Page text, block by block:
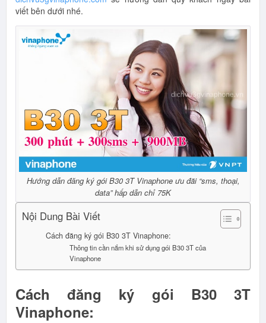
viết bên dưới nhé.
Hướng dẫn đăng ký gói B30 3T Vinaphone ưu đãi “sms, thoại,
data” hấp dẫn chỉ 75K
Nội Dung Bài Viết
Cách đăng ký gói B30 3T Vinaphone:
Thông tin cần nắm khi sử dụng gói B30 3T của
Vinaphone
Cách đăng ký gói B30 3T
Vinaphone: